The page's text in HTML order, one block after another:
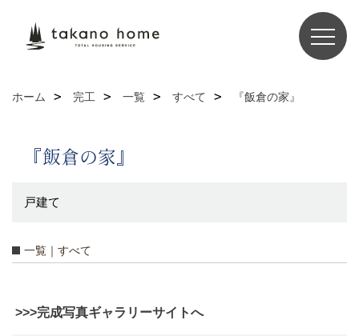
ホーム 完工 一覧 すべて 『飯倉の家』
『飯倉の家』
戸建て
一覧｜すべて
>>>完成写真ギャラリーサイトへ